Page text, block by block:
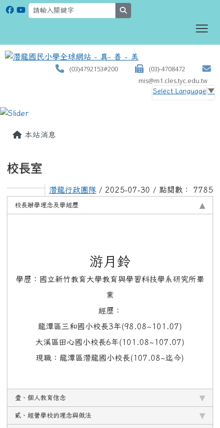
(03)4792153#200
(03)-4708472
mis@m1.cles.tyc.edu.tw
Select Language ▼
本站消息
校長室
潛龍行政團隊 / 2025-07-30 / 點閱數： 7785
校長辦學理念及學經歷
游月鈴
學歷：國立新竹教育大學教育與學習科技學系研究所畢
業
經歷：
龍潭區三和國小校長3年(98.08~101.07)
大溪區田心國小校長6年(101.08~107.07)
現職：龍潭區潛龍國小校長(107.08~迄今)
壹、個人教育信念
貳、經營學校的理念與做法